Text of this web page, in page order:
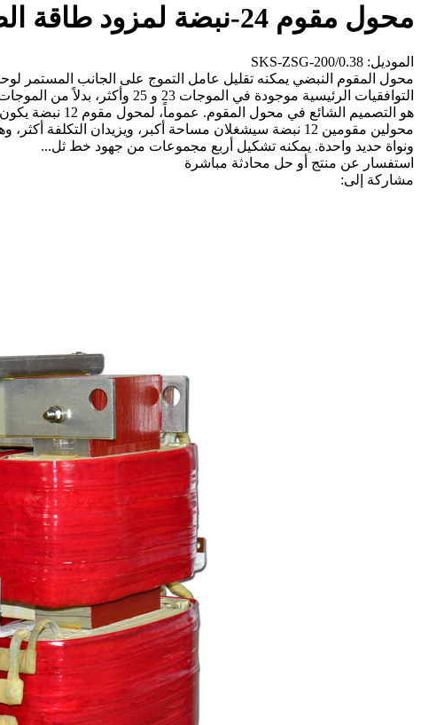
محول مقوم 24-نبضة لمزود طاقة الطلاء الكهربائي 200 كيلو فولت أمبير
الموديل: SKS-ZSG-200/0.38
محول المقوم النبضي يمكنه تقليل عامل التموج على الجانب المستمر
ونواة حديد واحدة. يمكنه تشكيل أربع مجموعات من جهود خط ثل...
استفسار عن منتج أو حل محادثة مباشرة
مشاركة إلى: